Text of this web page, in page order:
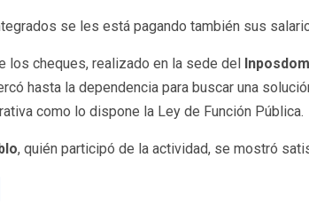
se les está pagando también sus
los cheques, realizado en la sede del Inposdom
hasta la dependencia para buscar una
como lo dispone la Ley de Función Pública.
, quién participó de la actividad, se mostró